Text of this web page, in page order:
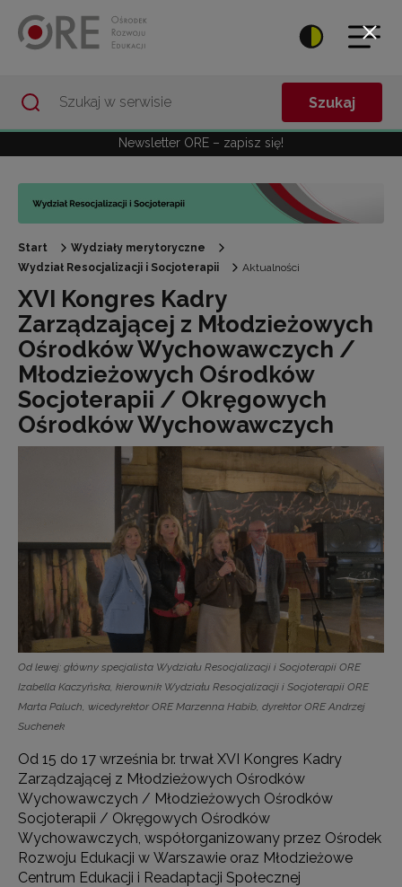
Szukaj
Newsletter ORE – zapisz się!
Start
Wydziały merytoryczne
Wydział Resocjalizacji i Socjoterapii
Aktualności
XVI Kongres Kadry
Zarządzającej z Młodzieżowych
Ośrodków Wychowawczych /
Młodzieżowych Ośrodków
Socjoterapii / Okręgowych
Ośrodków Wychowawczych
Od lewej: główny specjalista Wydziału Resocjalizacji i Socjoterapii ORE
Izabella Kaczyńska, kierownik Wydziału Resocjalizacji i Socjoterapii ORE
Marta Paluch, wicedyrektor ORE Marzenna Habib, dyrektor ORE Andrzej
Suchenek
Od 15 do 17 września br. trwał XVI Kongres Kadry
Zarządzającej z Młodzieżowych Ośrodków
Wychowawczych / Młodzieżowych Ośrodków
Socjoterapii / Okręgowych Ośrodków
Wychowawczych, współorganizowany przez Ośrodek
Rozwoju Edukacji w Warszawie oraz Młodzieżowe
Centrum Edukacji i Readaptacji Społecznej